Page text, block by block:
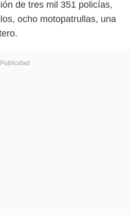
de tres mil 351 policías,
ocho motopatrullas, una